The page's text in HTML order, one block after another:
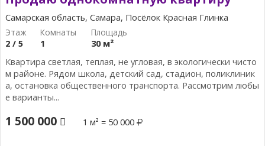
Самарская область, Самара, Посёлок Красная Глинка
2 / 5 1
30 м²
Квартира светлая, теплая, не угловая, в экологически чисто
м районе. Рядом школа, детский сад, стадион, поликлиник
а, остановка общественного транспорта. Рассмотрим любы
е варианты...
1 500 000 1 м² = 50 000